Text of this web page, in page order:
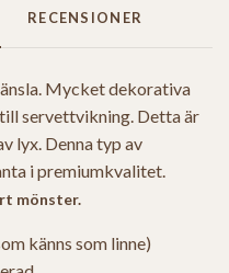
RECENSIONER
Mycket dekorativa
servettvikning. Detta är
lyx. Denna typ av
i premiumkvalitet.
mönster.
känns som linne)